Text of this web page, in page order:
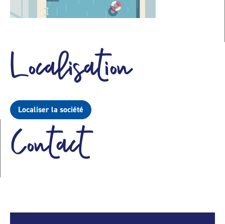
Localisation
Localiser la société
Contact